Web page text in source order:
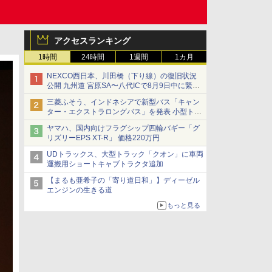
アクセスランキング
1時間 24時間 1週間 1カ月
NEXCO西日本、川田橋（下り線）の復旧状況
公開 九州道 宮原SA〜八代ICで8月9日中に緊急
車両を通行可能に
三菱ふそう、インドネシアで新型バス「キャン
ター・エクストラロングバス」を発表 小型トラ
ックベースの観光・旅客輸送向けバス
ヤマハ、国内向けフラグシップ四輪バギー「グ
リズリーEPS XT-R」 価格220万円
UDトラックス、大型トラック「クオン」に車両
運搬用ショートキャブトラクタ追加
【まるも亜希子の「寄り道日和」】ディーゼル
エンジンの生きる道
もっと見る